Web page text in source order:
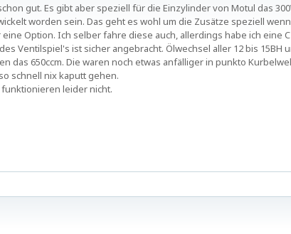
gut. Es gibt aber speziell für die Einzylinder von Motul das
worden sein. Das geht es wohl um die Zusätze speziell
Option. Ich selber fahre diese auch, allerdings habe ich eine
Ventilspiel's ist sicher angebracht. Ölwechsel aller 12 bis 15BH
das 650ccm. Die waren noch etwas anfälliger in punkto
schnell nix kaputt gehen.
funktionieren leider nicht.